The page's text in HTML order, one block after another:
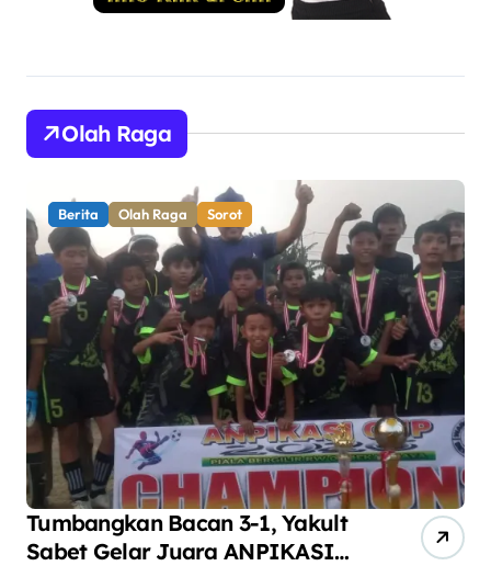
Olah Raga
Berita Olah Raga Sorot
Tumbangkan Bacan 3-1, Yakult
Sabet Gelar Juara ANPIKASI